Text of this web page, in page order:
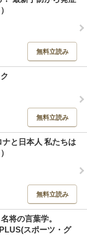
無料立読み
無料立読み
と日本人 私たちは
無料立読み
将の言葉学。
スポーツ・グ